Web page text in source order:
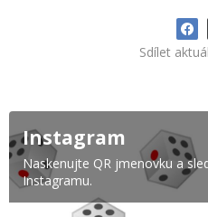
Sdílet
Instagram
Naskenujte QR jmenovku a
Instagramu.